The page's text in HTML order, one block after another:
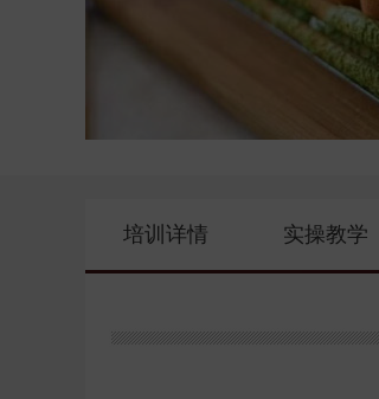
培训详情 实操教学